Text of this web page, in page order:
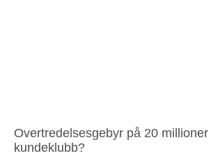
Overtredelsesgebyr på 20 millioner
kundeklubb?